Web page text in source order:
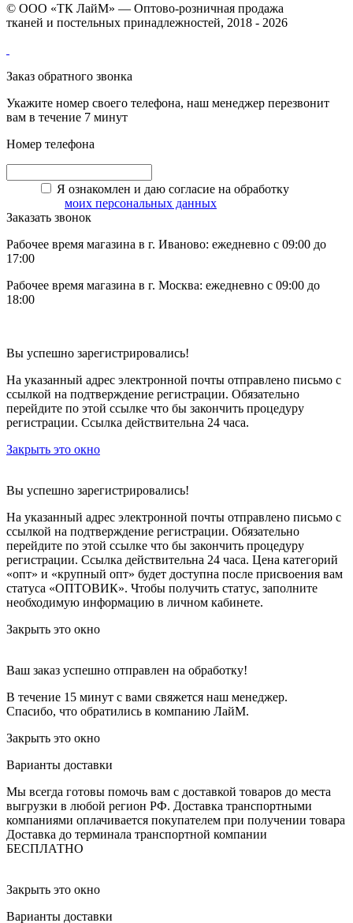
© ООО «ТК ЛайМ» — Оптово-розничная продажа
тканей и постельных принадлежностей, 2018 - 2026
Заказ обратного звонка
Укажите номер своего телефона, наш менеджер перезвонит
вам в течение 7 минут
Номер телефона
Я ознакомлен и даю согласие на обработку
моих персональных данных
Заказать звонок
Рабочее время магазина в г. Иваново: ежедневно с 09:00 до
17:00
Рабочее время магазина в г. Москва: ежедневно с 09:00 до
18:00
Вы успешно зарегистрировались!
На указанный адрес электронной почты отправлено письмо с
ссылкой на подтверждение регистрации. Обязательно
перейдите по этой ссылке что бы закончить процедуру
регистрации. Ссылка действительна 24 часа.
Закрыть это окно
Вы успешно зарегистрировались!
На указанный адрес электронной почты отправлено письмо с
ссылкой на подтверждение регистрации. Обязательно
перейдите по этой ссылке что бы закончить процедуру
регистрации. Ссылка действительна 24 часа. Цена категорий
«опт» и «крупный опт» будет доступна после присвоения вам
статуса «ОПТОВИК». Чтобы получить статус, заполните
необходимую информацию в личном кабинете.
Закрыть это окно
Ваш заказ успешно отправлен на обработку!
В течение 15 минут с вами свяжется наш менеджер.
Спасибо, что обратились в компанию ЛайМ.
Закрыть это окно
Варианты доставки
Мы всегда готовы помочь вам с доставкой товаров до места
выгрузки в любой регион РФ. Доставка транспортными
компаниями оплачивается покупателем при получении товара
Доставка до терминала транспортной компании
БЕСПЛАТНО
Закрыть это окно
Варианты доставки